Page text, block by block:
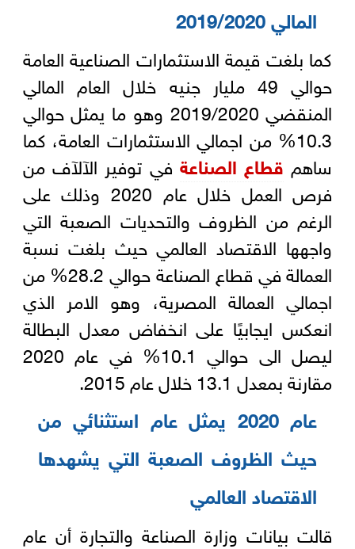
المالي 2019/2020
كما بلغت قيمة الاستثمارات الصناعية العامة
حوالي 49 مليار جنيه خلال العام المالي
المنقضي 2019/2020 وهو ما يمثل حوالي
10.3% من اجمالي الاستثمارات العامة، كما
ساهم قطاع الصناعة في توفير الآلآف من
فرص العمل خلال عام 2020 وذلك على
الرغم من الظروف والتحديات الصعبة التي
واجهها الاقتصاد العالمي حيث بلغت نسبة
العمالة في قطاع الصناعة حوالي 28.2% من
اجمالي العمالة المصرية، وهو الامر الذي
انعكس ايجابيًا على انخفاض معدل البطالة
ليصل الى حوالي 10.1% في عام 2020
مقارنة بمعدل 13.1 خلال عام 2015.
عام 2020 يمثل عام استثنائي من
حيث الظروف الصعبة التي يشهدها
الاقتصاد العالمي
قالت بيانات وزارة الصناعة والتجارة أن عام